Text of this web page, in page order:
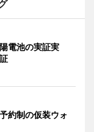
電池の実証実
約制の仮装ウォ